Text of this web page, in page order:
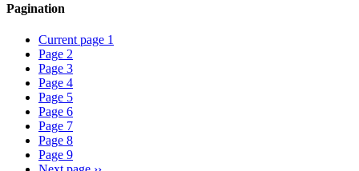
Pagination
Current page 1
Page 2
Page 3
Page 4
Page 5
Page 6
Page 7
Page 8
Page 9